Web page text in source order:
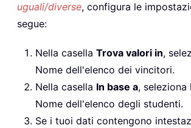
uguali/diverse, configura le
segue:
Nella casella Trova valori in,
Nome dell'elenco dei vincitori.
Nella casella In base a, seleziona
Nome dell'elenco degli studenti.
Se i tuoi dati contengono